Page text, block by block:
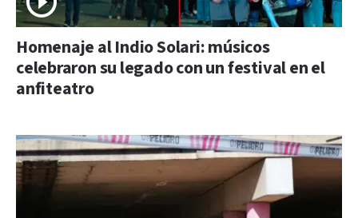
Homenaje al Indio Solari: músicos
celebraron su legado con un festival en el
anfiteatro